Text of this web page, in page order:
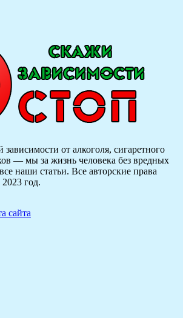
от алкоголя, сигаретного
— мы за жизнь человека без вредных
наши статьи. Все авторские права
год.
сайта